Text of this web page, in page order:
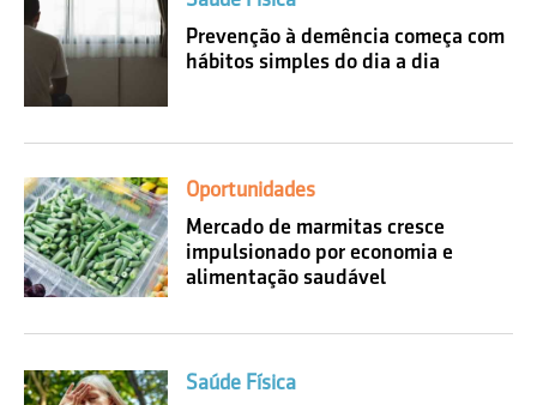
Prevenção à demência começa com
hábitos simples do dia a dia
Oportunidades
Mercado de marmitas cresce
impulsionado por economia e
alimentação saudável
Saúde Física